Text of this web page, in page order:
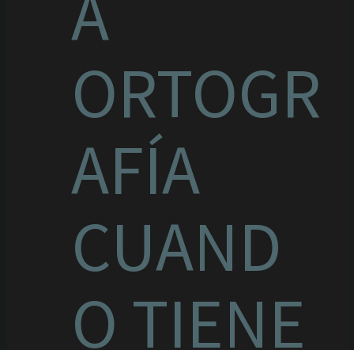
ORTOGR
AFÍA
CUAND
O TIENE